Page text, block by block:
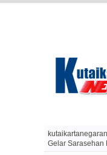
Gelar Sarasehan